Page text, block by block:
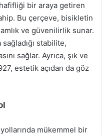
hafifliği bir araya getiren
Bu çerçeve, bisikletin
ve güvenilirlik sunar.
stabilite,
sağlar. Ayrıca, şık ve
estetik açıdan da göz
mükemmel bir